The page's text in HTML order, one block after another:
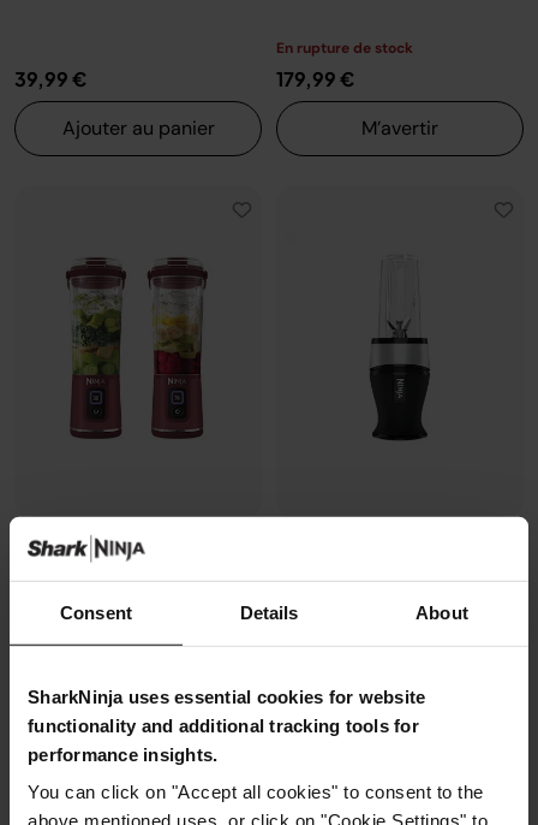
Consent Details About
SharkNinja uses essential cookies for website
functionality and additional tracking tools for
performance insights.
You can click on "Accept all cookies" to consent to the
above mentioned uses, or click on "Cookie Settings" to
39,99 €
Ajouter au panier
En rupture de stock
179,99 €
M’avertir
Blender portable sans fil Ninja
Blast – Cranberry (Lot de deux)
99,99 €
Voir les détails
En rupture de stock
69,99 €